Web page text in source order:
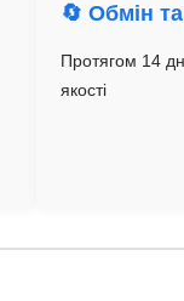
🔄 Обмін
Протягом 14
якості